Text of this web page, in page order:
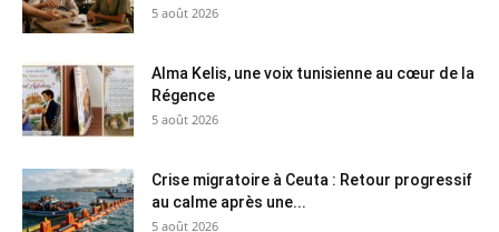
5 août 2026
Alma Kelis, une voix tunisienne au cœur de la
Régence
5 août 2026
Crise migratoire à Ceuta : Retour progressif
au calme après une...
5 août 2026